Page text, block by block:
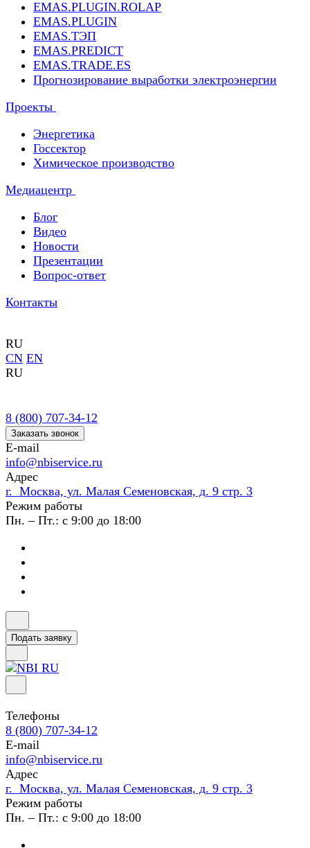
EMAS.PLUGIN.ROLAP
EMAS.PLUGIN
EMAS.ТЭП
EMAS.PREDICT
EMAS.TRADE.ES
Прогнозирование выработки электроэнергии
Проекты
Энергетика
Госсектор
Химическое производство
Медиацентр
Блог
Видео
Новости
Презентации
Вопрос-ответ
Контакты
RU
CN EN
RU
8 (800) 707-34-12
Заказать звонок
E-mail
info@nbiservice.ru
Адрес
г. Москва, ул. Малая Семеновская, д. 9 стр. 3
Режим работы
Пн. – Пт.: с 9:00 до 18:00
Подать заявку
Телефоны
8 (800) 707-34-12
E-mail
info@nbiservice.ru
Адрес
г. Москва, ул. Малая Семеновская, д. 9 стр. 3
Режим работы
Пн. – Пт.: с 9:00 до 18:00